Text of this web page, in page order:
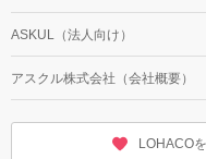
ASKUL（法人向け）
アスクル株式会社（会社概要）
LOHACO